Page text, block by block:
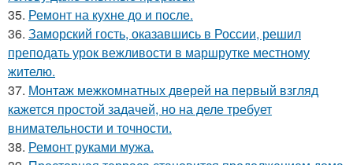
35. Ремонт на кухне до и после.
36. Заморский гость, оказавшись в России, решил
преподать урок вежливости в маршрутке местному
жителю.
37. Монтаж межкомнатных дверей на первый взгляд
кажется простой задачей, но на деле требует
внимательности и точности.
38. Ремонт руками мужа.